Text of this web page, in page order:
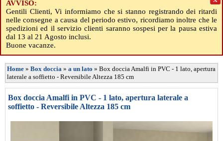
AVVISO:
Gentili Clienti, Vi informiamo che si stanno registrando dei ritardi
nelle consegne a causa del periodo estivo, ricordiamo inoltre che le
spedizioni ed il servizio clienti saranno sospesi per la pausa estiva
dal 13 al 21 Agosto inclusi.
Buone vacanze.
Home » Box doccia » a un lato » Box doccia Amalfi in PVC - 1 lato, apertura
laterale a soffietto - Reversibile Altezza 185 cm
Box doccia Amalfi in PVC - 1 lato, apertura laterale a
soffietto - Reversibile Altezza 185 cm